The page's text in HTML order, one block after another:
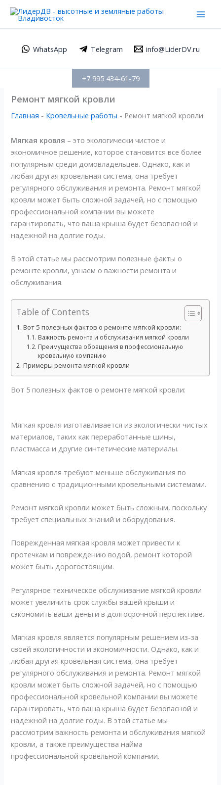
Перейти
содержимому
Main
WhatsApp Telegram info@LiderDV.ru
+7 995 434-61-79
Ремонт мягкой кровли
Главная - Кровельные работы - Ремонт мягкой кровли
Мягкая кровля – это экологически чистое и
экономичное решение, которое становится все более
популярным среди домовладельцев. Однако, как и
любая другая кровельная система, она требует
регулярного обслуживания и ремонта. Ремонт мягкой
кровли может быть сложной задачей, но с помощью
профессиональной компании вы можете
гарантировать, что ваша крыша будет безопасной и
надежной на долгие годы.
В этой статье мы рассмотрим полезные факты о
ремонте кровли, узнаем о важности ремонта и
обслуживания.
Table of Contents
Вот 5 полезных фактов о ремонте мягкой кровли:
Важность ремонта и обслуживания мягкой кровли
Преимущества обращения в профессиональную
кровельную компанию
Примеры ремонта мягкой кровли
Вот 5 полезных фактов о ремонте мягкой кровли:
Мягкая кровля изготавливается из экологически чистых
материалов, таких как переработанные шины,
пластмасса и другие синтетические материалы.
Мягкая кровля требуют меньше обслуживания по
сравнению с традиционными кровельными системами.
Ремонт мягкой кровли может быть сложным, поскольку
требует специальных знаний и оборудования.
Поврежденная мягкая кровля может привести к
протечкам и повреждению водой, ремонт которой
может быть дорогостоящим.
Регулярное техническое обслуживание мягкой кровли
может увеличить срок службы вашей крыши и
сэкономить ваши деньги в долгосрочной перспективе.
Мягкая кровля является популярным решением из-за
своей экологичности и экономичности. Однако, как и
любая другая кровельная система, она требует
регулярного обслуживания и ремонта. Ремонт мягкой
кровли может быть сложной задачей, но с помощью
профессиональной кровельной компании вы можете
гарантировать, что ваша крыша будет безопасной и
надежной на долгие годы. В этой статье мы
рассмотрим важность ремонта и обслуживания мягкой
кровли, а также преимущества найма
профессиональной кровельной компании.